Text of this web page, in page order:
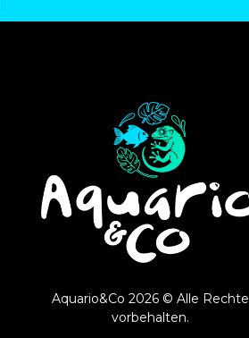
Aquario&Co 2026 © Alle Rechte
vorbehalten.